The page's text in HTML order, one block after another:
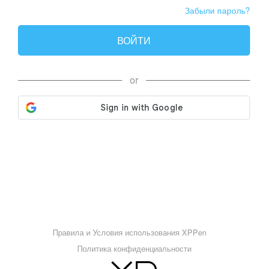
Забыли пароль?
ВОЙТИ
or
Правила и Условия использования XPPen
Политика конфиденциальности